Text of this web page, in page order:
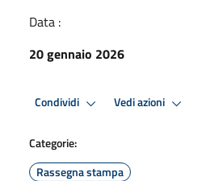
Data :
20 gennaio 2026
Condividi Vedi azioni
Categorie:
Rassegna stampa